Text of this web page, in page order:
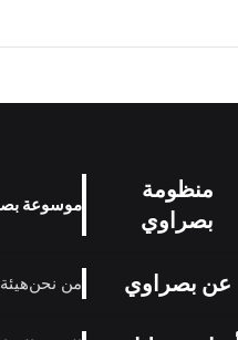
منظومة
بصراوي
موسوعة
عن بصراوي من نحن